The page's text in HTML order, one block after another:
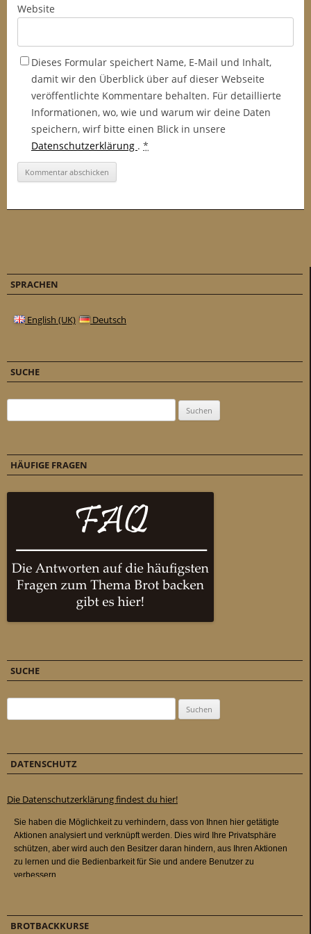
Website
Dieses Formular speichert Name, E-Mail und Inhalt,
damit wir den Überblick über auf dieser Webseite
veröffentlichte Kommentare behalten. Für detaillierte
Informationen, wo, wie und warum wir deine Daten
speichern, wirf bitte einen Blick in unsere
Datenschutzerklärung . *
SPRACHEN
English (UK) Deutsch
SUCHE
HÄUFIGE FRAGEN
SUCHE
DATENSCHUTZ
Die Datenschutzerklärung findest du hier!
BROTBACKKURSE